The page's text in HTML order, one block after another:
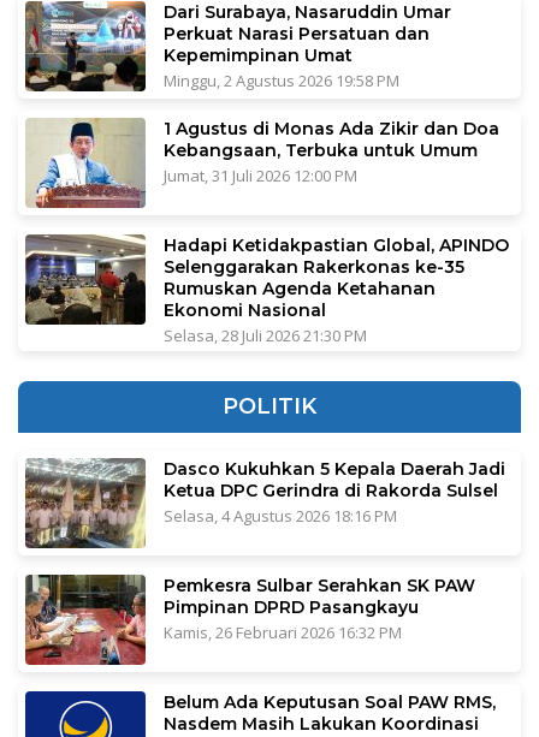
Dari Surabaya, Nasaruddin Umar
Perkuat Narasi Persatuan dan
Kepemimpinan Umat
Minggu, 2 Agustus 2026 19:58 PM
1 Agustus di Monas Ada Zikir dan Doa
Kebangsaan, Terbuka untuk Umum
Jumat, 31 Juli 2026 12:00 PM
Hadapi Ketidakpastian Global, APINDO
Selenggarakan Rakerkonas ke-35
Rumuskan Agenda Ketahanan
Ekonomi Nasional
Selasa, 28 Juli 2026 21:30 PM
POLITIK
Dasco Kukuhkan 5 Kepala Daerah Jadi
Ketua DPC Gerindra di Rakorda Sulsel
Selasa, 4 Agustus 2026 18:16 PM
Pemkesra Sulbar Serahkan SK PAW
Pimpinan DPRD Pasangkayu
Kamis, 26 Februari 2026 16:32 PM
Belum Ada Keputusan Soal PAW RMS,
Nasdem Masih Lakukan Koordinasi